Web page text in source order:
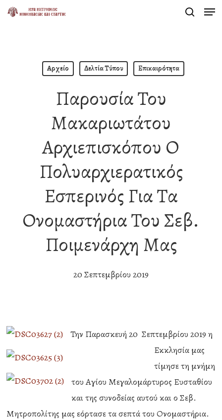
Skip
Αρχείο Δελτία Τύπου Επικαιρότητα
Παρουσία Του
Μακαριωτάτου
Αρχιεπισκόπου Ο
Πολυαρχιερατικός
Εσπερινός Για Τα
Ονομαστήρια Του Σεβ.
Ποιμενάρχη Μας
20 Σεπτεμβρίου 2019
Την Παρασκευή 20 Σεπτεμβρίου 2019 η
Εκκλησία μας
τίμησε τη μνήμη
του Αγίου Μεγαλομάρτυρος Ευσταθίου
και της συνοδείας αυτού και ο Σεβ.
Μητροπολίτης μας εόρτασε τα σεπτά του Ονομαστήρια.